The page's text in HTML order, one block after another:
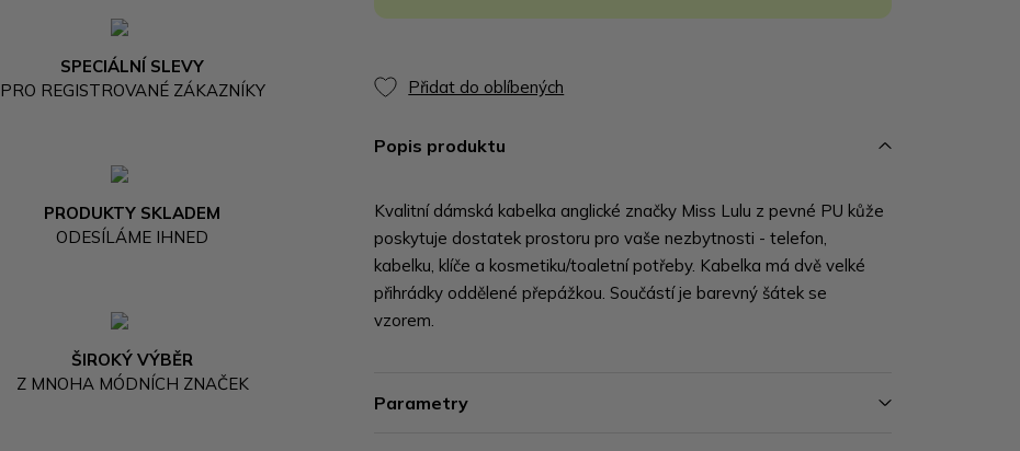
SPECIÁLNÍ SLEVY
PRO REGISTROVANÉ ZÁKAZNÍKY
PRODUKTY SKLADEM
ODESÍLÁME IHNED
ŠIROKÝ VÝBĚR
Z MNOHA MÓDNÍCH ZNAČEK
Přidat do oblíbených
Popis produktu
Kvalitní dámská kabelka anglické značky Miss Lulu z pevné PU kůže
poskytuje dostatek prostoru pro vaše nezbytnosti - telefon,
kabelku, klíče a kosmetiku/toaletní potřeby. Kabelka má dvě velké
přihrádky oddělené přepážkou. Součástí je barevný šátek se
vzorem.
Parametry